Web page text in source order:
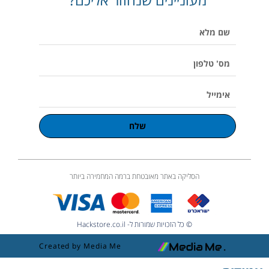
p
v
m
o
p
שלח
הסליקה באתר מאובטחת ברמה המחמירה ביותר
© כל הזכויות שמורות ל- Hackstore.co.il
Created by Media Me